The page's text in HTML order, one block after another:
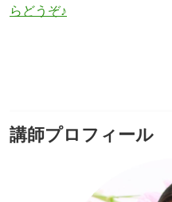
らどうぞ♪
講師プロフィール